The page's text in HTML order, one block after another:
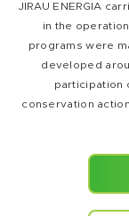
JIRAU ENERGIA
in the
programs were
developed
participation
conservation